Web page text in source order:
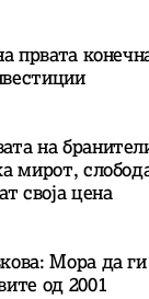
првата
на
мирот,
своја цена
Мора да
од 2001